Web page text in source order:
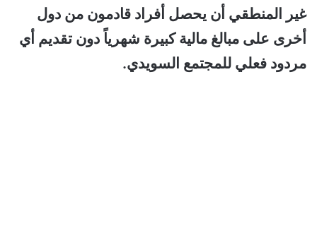
غير المنطقي أن يحصل أفراد قادمون من دول
أخرى على مبالغ مالية كبيرة شهرياً دون تقديم أي
مردود فعلي للمجتمع السويدي.